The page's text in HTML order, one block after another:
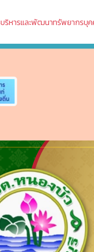
ริหารและพัฒนาทรัพยากรบุ